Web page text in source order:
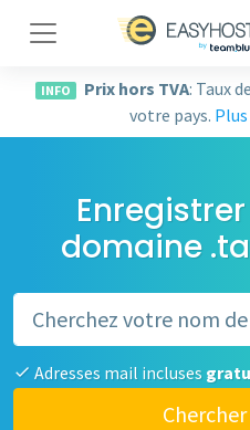
Navigation
INFO Prix hors TVA: Taux
votre pays.
domaine
Adresses mail incluses